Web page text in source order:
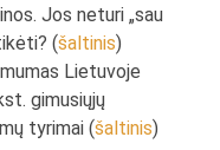
Jos neturi „sau
(šaltinis)
Lietuvoje
gimusiųjų
tyrimai (šaltinis)